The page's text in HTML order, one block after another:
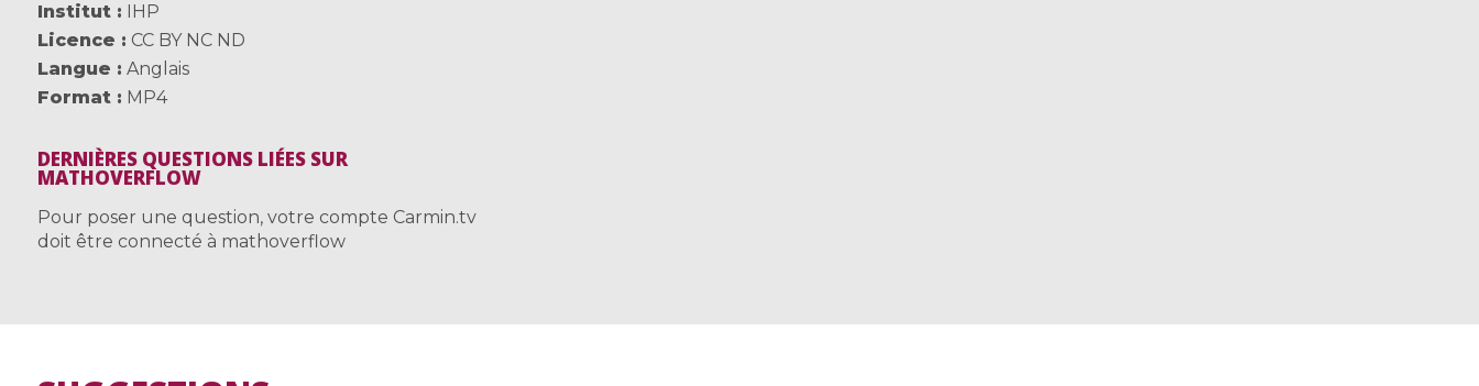
Institut
IHP
Licence
CC BY NC ND
Langue
Anglais
Format
MP4
DERNIÈRES QUESTIONS LIÉES SUR
MATHOVERFLOW
Pour poser une question, votre compte Carmin.tv
doit être connecté à mathoverflow